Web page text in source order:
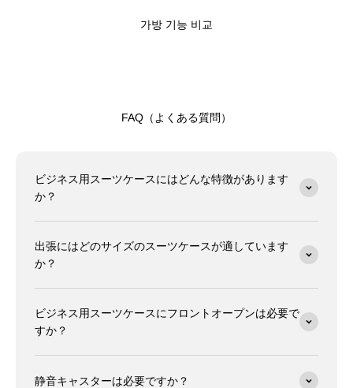
가방 기능 비교
FAQ（よくある質問）
ビジネス用スーツケースにはどんな特徴があります
か？
出張にはどのサイズのスーツケースが適しています
か？
ビジネス用スーツケースにフロントオープンは必要で
すか？
静音キャスターは必要ですか？